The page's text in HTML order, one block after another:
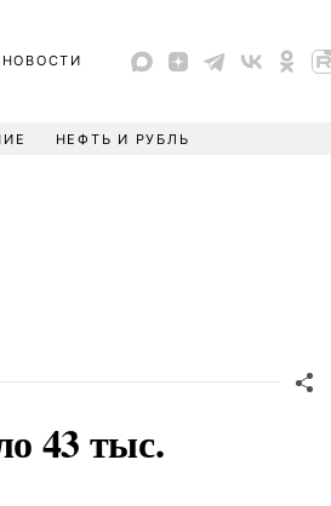
НОВОСТИ
НЕФТЬ И РУБЛЬ
43 тыс.